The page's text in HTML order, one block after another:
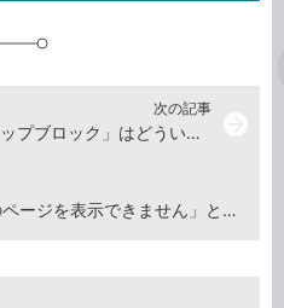
Microsoft Edgeで「このページを表示できません」と表示されたときは
次の記事
Microsoft Edgeの「ポップアップブロック」はどういう機能？